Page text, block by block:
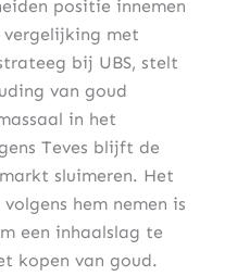
positie innemen
met
bij UBS, stelt
van goud
in het
Teves blijft de
sluimeren. Het
hem nemen is
een inhaalslag te
kopen van goud.